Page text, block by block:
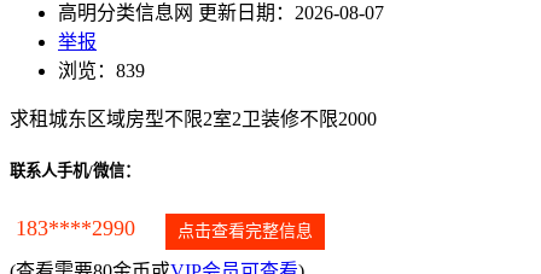
高明分类信息网 更新日期：2026-08-07
举报
浏览：839
求租城东区域房型不限2室2卫装修不限2000
联系人手机/微信：
183****2990 点击查看完整信息